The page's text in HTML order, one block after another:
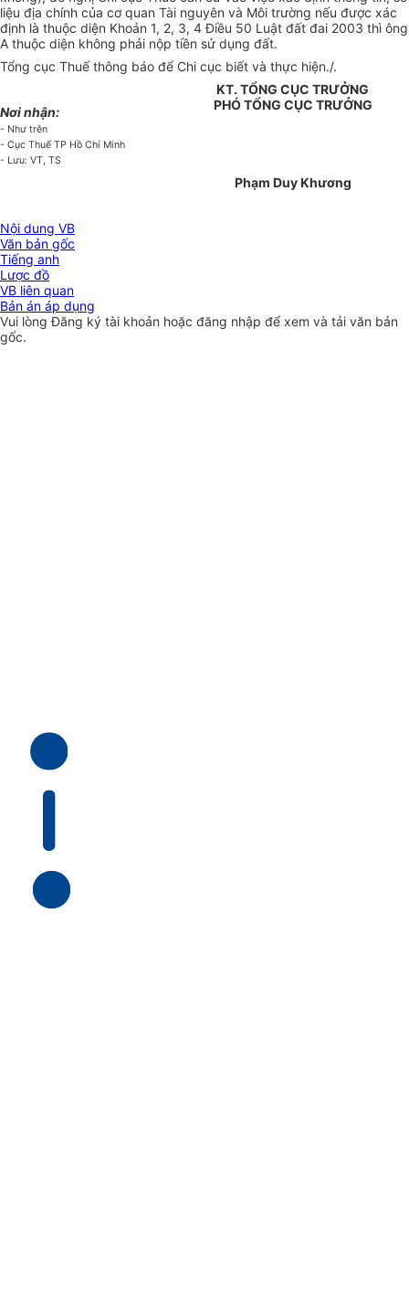
liệu địa chính của cơ quan Tài nguyên và Môi trường nếu được xác
định là thuộc diện Khoản 1, 2, 3, 4 Điều 50 Luật đất đai 2003 thì ông
A thuộc diện không phải nộp tiền sử dụng đất.
Tổng cục Thuế thông báo để Chi cục biết và thực hiện./.
Nơi nhận:
- Như trên
- Cục Thuế TP Hồ Chí Minh
- Lưu: VT, TS
KT. TỔNG CỤC TRƯỞNG
PHÓ TỔNG CỤC TRƯỞNG
Phạm Duy Khương
Nội dung VB
Văn bản gốc
Tiếng anh
Lược đồ
VB liên quan
Bản án áp dụng
Vui lòngĐăng ký tài khoản hoặc đăng nhập để xem và tải văn bản
gốc.